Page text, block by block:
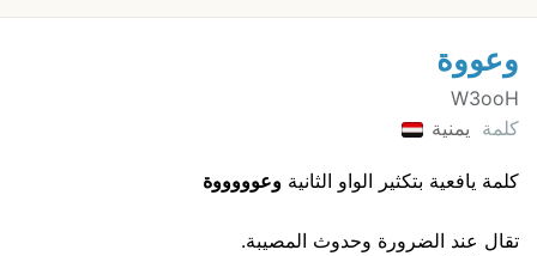
وعووة
W3ooH
كلمة يمنية
كلمة يافعية بتكثير الواو الثانية وعوووووة
تقال عند الضرورة وحدوث المصيبة.